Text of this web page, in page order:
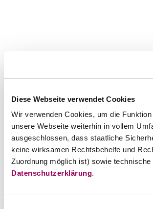
Diese Webseite verwendet Cookies
Wir verwenden Cookies, um die
unsere Webseite weiterhin in vollem
ausgeschlossen, dass staatliche
keine wirksamen Rechtsbehelfe und
Zuordnung möglich ist) sowie
Datenschutzerklärung.